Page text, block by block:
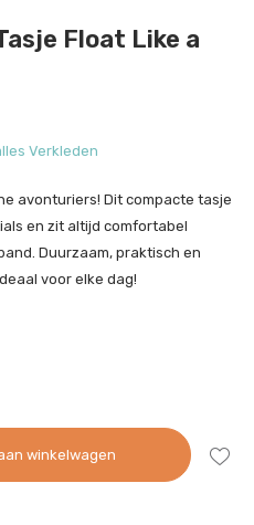
Float Like a
Verkleden
avonturiers! Dit compacte tasje
en zit altijd comfortabel
Duurzaam, praktisch en
voor elke dag!
winkelwagen